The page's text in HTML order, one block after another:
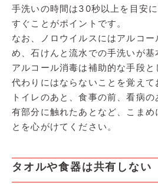
手洗いの時間は30秒以上を目安
すぐことがポイントです。
なお、ノロウイルスにはアルコ
め、石けんと流水での手洗いが基
アルコール消毒は補助的な手段
代わりにはならないことを覚えて
トイレのあと、食事の前、看病
有部分に触れたあとなど、こまめ
とを心がけてください。
タオルや食器は共有しない